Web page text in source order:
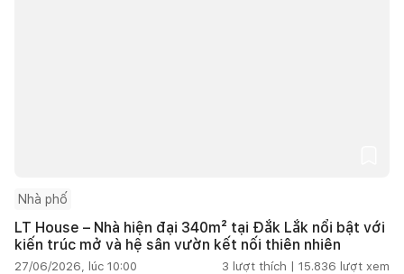
Nhà phố
LT House – Nhà hiện đại 340m² tại Đắk Lắk nổi bật với
kiến trúc mở và hệ sân vườn kết nối thiên nhiên
27/06/2026, lúc 10:00 3 lượt thích | 15.836 lượt xem